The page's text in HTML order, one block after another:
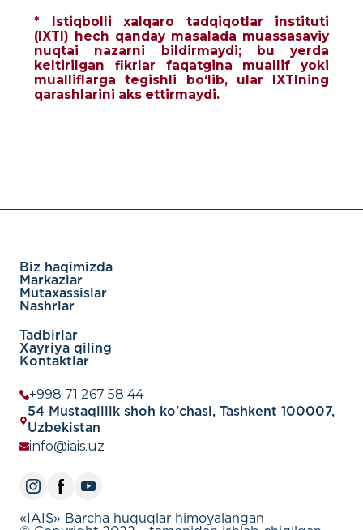
* Istiqbolli xalqaro tadqiqotlar instituti
(IXTI) hech qanday masalada muassasaviy
nuqtai nazarni bildirmaydi; bu yerda
keltirilgan fikrlar faqatgina muallif yoki
mualliflarga tegishli bo‘lib, ular IXTIning
qarashlarini aks ettirmaydi.
Biz haqimizda
Markazlar
Mutaxassislar
Nashrlar
Tadbirlar
Xayriya qiling
Kontaktlar
+998 71 267 58 44
54 Mustaqillik shoh ko'chasi, Tashkent 100007,
Uzbekistan
info@iais.uz
«IAIS» Barcha huquqlar himoyalangan